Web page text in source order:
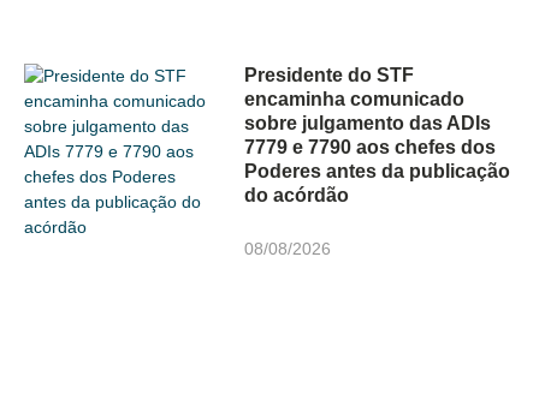
Presidente do STF
encaminha comunicado
sobre julgamento das ADIs
7779 e 7790 aos chefes dos
Poderes antes da publicação
do acórdão
08/08/2026